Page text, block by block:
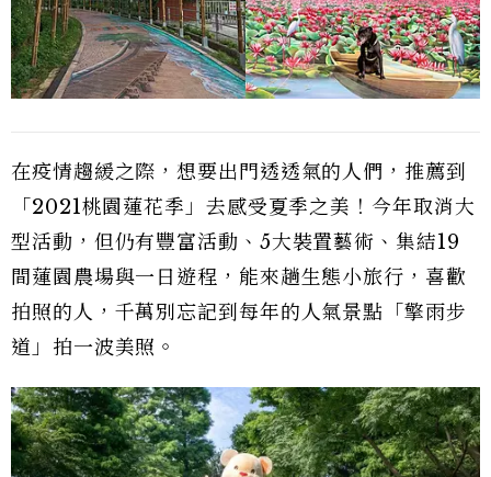
在疫情趨緩之際，想要出門透透氣的人們，推薦到
「2021桃園蓮花季」去感受夏季之美！今年取消大
型活動，但仍有豐富活動、5大裝置藝術、集結19
間蓮園農場與一日遊程，能來趟生態小旅行，喜歡
拍照的人，千萬別忘記到每年的人氣景點「擎雨步
道」拍一波美照。